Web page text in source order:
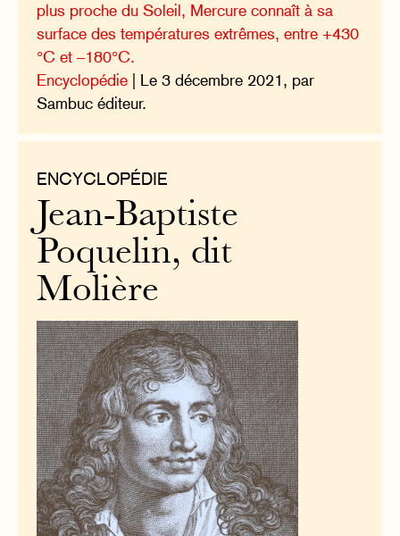
plus proche du Soleil, Mercure connaît à sa
surface des températures extrêmes, entre +430
°C et –180°C.
Encyclopédie | Le 3 décembre 2021, par
Sambuc éditeur.
ENCYCLOPÉDIE
Jean-Baptiste
Poquelin, dit
Molière